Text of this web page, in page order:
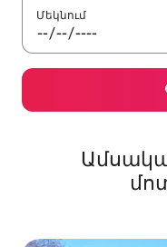
Մեկնում